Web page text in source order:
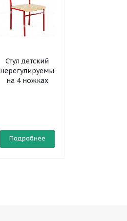
Стул детский
нерегулируемый
на 4 ножках
Подробнее